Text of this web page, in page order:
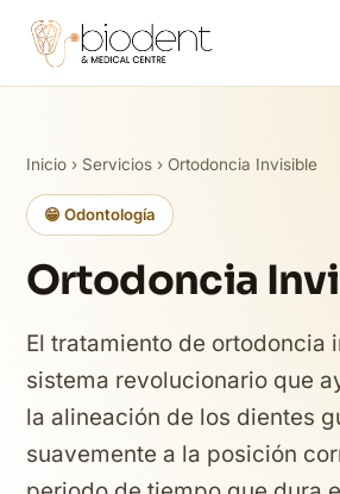
Inicio › Servicios › Ortodoncia Invisible
😁 Odontología
Ortodoncia
El tratamiento de ortodoncia
sistema revolucionario que
la alineación de los dientes
suavemente a la posición